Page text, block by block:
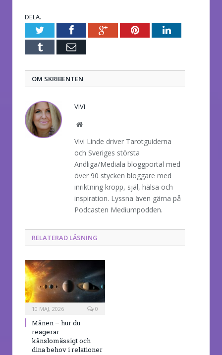
DELA.
TwitterFacebookGoogle+PinterestLinkedIn
Tumblr E-
OM SKRIBENTEN
VIVI
Website
Vivi Linde driver Tarotguiderna
och Sveriges största
Andliga/Mediala bloggportal med
över 90 stycken bloggare med
inriktning kropp, själ, hälsa och
inspiration. Lyssna även gärna på
Podcasten Mediumpodden.
RELATERAD LÄSNING
10 MAJ, 2026 0
Månen – hur du
reagerar
känslomässigt och
dina behov i relationer